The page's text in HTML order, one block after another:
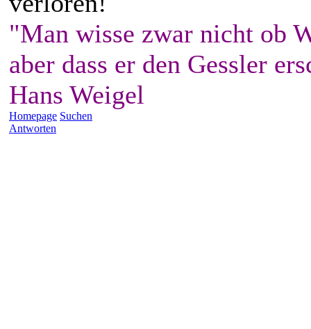
"Man wisse zwar nicht ob
aber dass er den Gessler
Hans Weigel
Homepage Suchen
Antworten